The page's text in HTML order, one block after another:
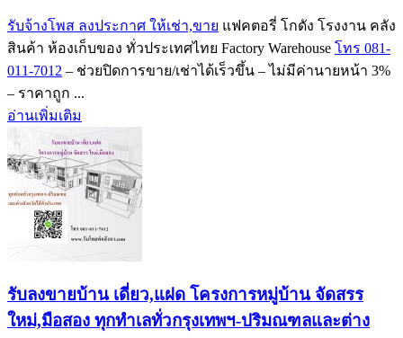
รับจ้างโพส ลงประกาศ ให้เช่า,ขาย แฟคตอรี่ โกดัง โรงงาน คลัง
สินค้า ห้องเก็บของ ทั่วประเทศไทย Factory Warehouse โทร 081-
011-7012 – ช่วยปิดการขาย/เช่าได้เร็วขึ้น – ไม่มีค่านายหน้า 3%
– ราคาถูก ...
อ่านเพิ่มเติม
รับลงขายบ้าน เดี่ยว,แฝด โครงการหมู่บ้าน จัดสรร
ใหม่,มือสอง ทุกทำเลทั่วกรุงเทพฯ-ปริมณฑลและต่าง